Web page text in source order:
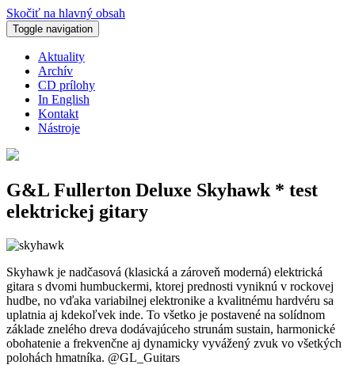
Skočiť na hlavný obsah
Toggle navigation
Aktuality
Archív
CD prílohy
In English
Kontakt
Nástroje
G&L Fullerton Deluxe Skyhawk * test
elektrickej gitary
Skyhawk je nadčasová (klasická a zároveň moderná) elektrická
gitara s dvomi humbuckermi, ktorej prednosti vyniknú v rockovej
hudbe, no vďaka variabilnej elektronike a kvalitnému hardvéru sa
uplatnia aj kdekoľvek inde. To všetko je postavené na solídnom
základe znelého dreva dodávajúceho strunám sustain, harmonické
obohatenie a frekvenčne aj dynamicky vyvážený zvuk vo všetkých
polohách hmatníka. @GL_Guitars